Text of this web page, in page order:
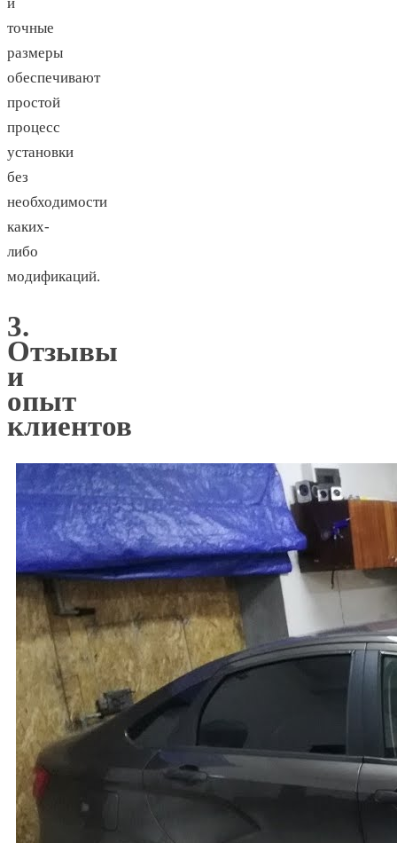
точные
размеры
обеспечивают
простой
процесс
установки
без
необходимости
каких-
либо
модификаций.
3.
Отзывы
и
опыт
клиентов